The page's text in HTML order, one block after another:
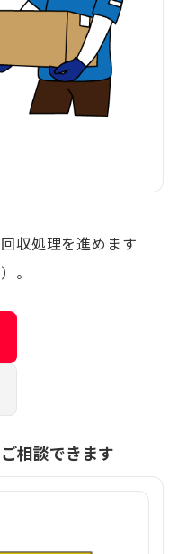
収処理を進めます
。
相談できます